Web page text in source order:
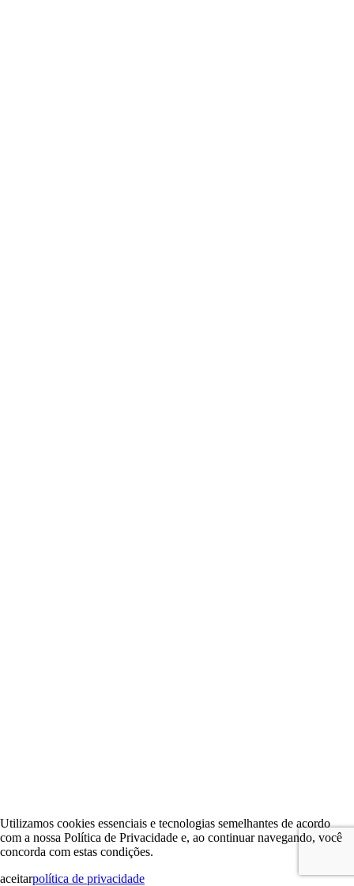
Utilizamos cookies essenciais e tecnologias semelhantes de acordo
com a nossa Política de Privacidade e, ao continuar navegando, você
concorda com estas condições.
aceitarpolítica de privacidade